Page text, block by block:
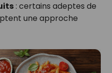
: certains adeptes de
une approche